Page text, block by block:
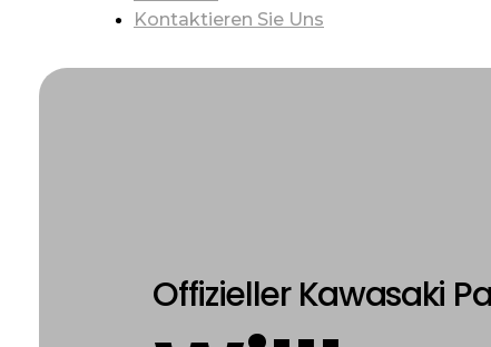
Kontaktieren Sie Uns
Offizieller Kawasaki